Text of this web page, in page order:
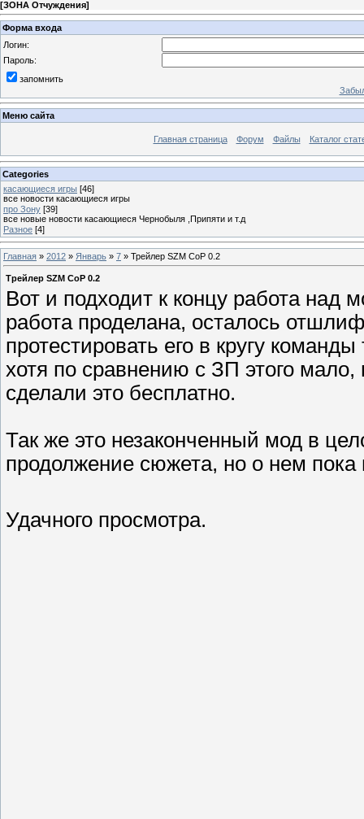
[ЗОНА Отчуждения]
Форма входа
Логин:
Пароль:
запомнить
Меню сайта
Главная страница Форум Файлы Каталог
Categories
касающиеся игры [46]
все новости касающиеся игры
про Зону [39]
все новые новости касающиеся Чернобыля ,Припяти и т.д
Разное [4]
Главная » 2012 » Январь » 7 » Трейлер SZM CoP 0.2
Трейлер SZM CoP 0.2
Вот и подходит к концу работа над
работа проделана, осталось
протестировать его в кругу
хотя по сравнению с ЗП этого
сделали это бесплатно.
Так же это незаконченный мод в
продолжение сюжета, но о нем пока
Удачного просмотра.